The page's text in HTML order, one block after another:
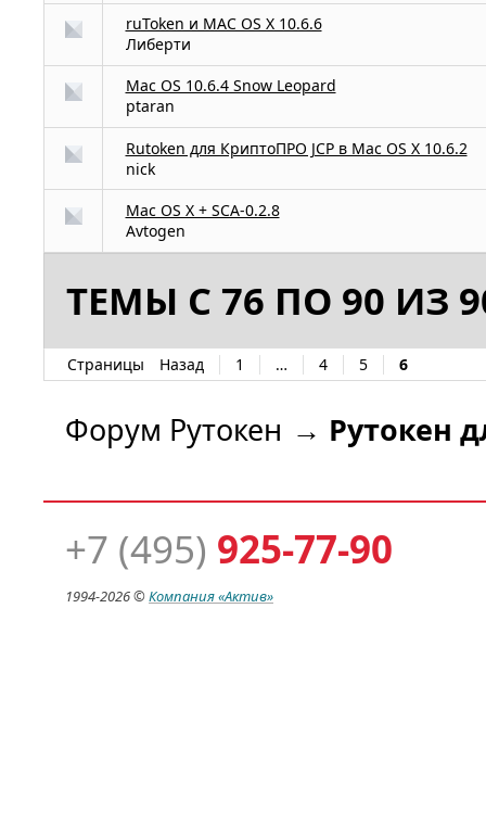
ruToken и MAC OS X 10.6.6
Либерти
Mac OS 10.6.4 Snow Leopard
ptaran
Rutoken для КриптоПРО JCP в Mac OS X 10.6.2
nick
Mac OS X + SCA-0.2.8
Avtogen
ТЕМЫ С 76 ПО 90 ИЗ
Страницы Назад 1 … 4 5 6
Форум Рутокен → Рутокен
+7 (495) 925-77-90
1994-2026 ©Компания«Актив»